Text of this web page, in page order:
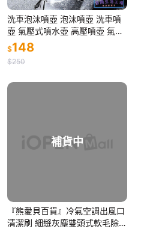
洗車泡沫噴壺 泡沫噴壺 洗車噴
壺 氣壓式噴水壺 高壓噴壺 氣壓
式噴壺 澆花器 洗車用具
$148
$250
補貨中
『熊愛貝百貨』冷氣空調出風口
清潔刷 細縫灰塵雙頭式軟毛除塵